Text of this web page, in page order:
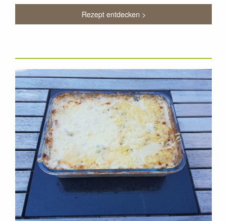
Rezept entdecken >